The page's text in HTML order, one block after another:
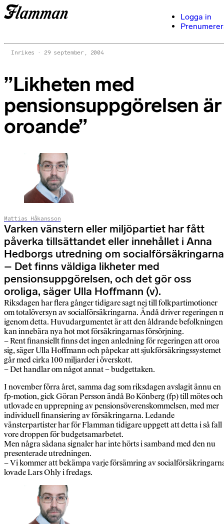
Logga in
Inrikes 29 september, 2004
”Likheten med
pensionsuppgörelsen är
oroande”
Mattias Håkansson
Varken vänstern eller miljöpartiet har fått
påverka tillsättandet eller innehållet i Anna
Hedborgs utredning om
– Det finns väldiga likheter med
pensionsuppgörelsen, och det gör oss
oroliga, säger Ulla Hoffmann (v).
Riksdagen har flera gånger tidigare sagt nej till folkpartimotioner
om totalöversyn av socialförsäkringarna. Ändå driver regeringen
igenom detta. Huvudargumentet är att den åldrande befolkningen
kan innebära nya hot mot försäkringarnas försörjning.
– Rent finansiellt finns det ingen anledning för regeringen att oroa
sig, säger Ulla Hoffmann och påpekar att sjukförsäkringssystemet
går med cirka 100 miljarder i överskott.
– Det handlar om något annat – budgettaken.
I november förra året, samma dag som riksdagen avslagit ännu en
fp-motion, gick Göran Persson ändå Bo Könberg (fp) till mötes och
utlovade en upprepning av pensionsöverenskommelsen, med mer
individuell finansiering av försäkringarna. Ledande
vänsterpartister har för Flamman tidigare uppgett att detta i så fall
vore droppen för budgetsamarbetet.
Men några sådana signaler har inte hörts i samband med den nu
presenterade utredningen.
– Vi kommer att bekämpa varje försämring av
lovade Lars Ohly i fredags.